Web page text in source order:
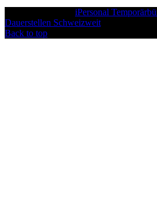
iPersonal
Dauerstellen Schweizweit
Back to top